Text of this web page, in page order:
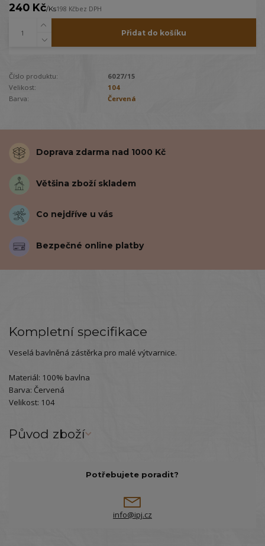
240 Kč/Ks198 Kčbez DPH
Přidat do košíku
Číslo produktu:
6027/15
Velikost:
104
Barva:
Červená
Doprava zdarma nad 1000 Kč
Většina zboží skladem
Co nejdříve u vás
Bezpečné online platby
Kompletní specifikace
Veselá bavlněná zástěrka pro malé výtvarnice.
Materiál: 100% bavlna
Barva: Červená
Velikost: 104
Původ zboží
Potřebujete poradit?
info@ipj.cz